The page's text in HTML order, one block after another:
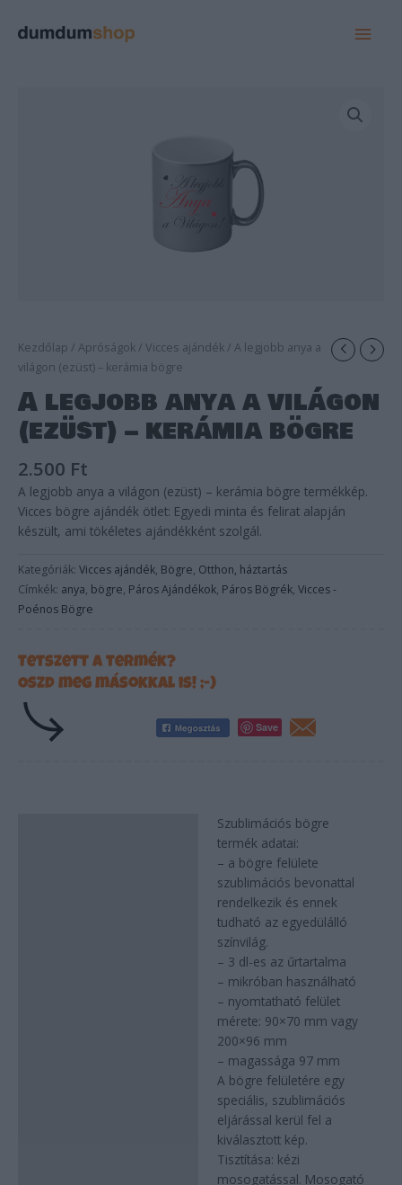
Kezdőlap / Apróságok/ Vicces ajándék/ A legjobb anya a
világon (ezüst) – kerámia bögre
A legjobb anya a világon
(ezüst) – kerámia bögre
2.500 Ft
A legjobb anya a világon (ezüst) – kerámia bögre termékkép.
Vicces bögre ajándék ötlet: Egyedi minta és felirat alapján
készült, ami tökéletes ajándékként szolgál.
Kategóriák: Vicces ajándék, Bögre, Otthon, háztartás
Címkék: anya, bögre, Páros Ajándékok, Páros Bögrék, Vicces -
Poénos Bögre
Tetszett a termék?
Oszd meg másokkal is! ;-)
Save
Szublimációs bögre
termék adatai:
– a bögre felülete
szublimációs bevonattal
rendelkezik és ennek
tudható az egyedülálló
színvilág.
– 3 dl-es az űrtartalma
– mikróban használható
– nyomtatható felület
mérete: 90×70 mm vagy
200×96 mm
– magassága 97 mm
A bögre felületére egy
speciális, szublimációs
eljárással kerül fel a
kiválasztott kép.
Tisztítása: kézi
mosogatással. Mosogató